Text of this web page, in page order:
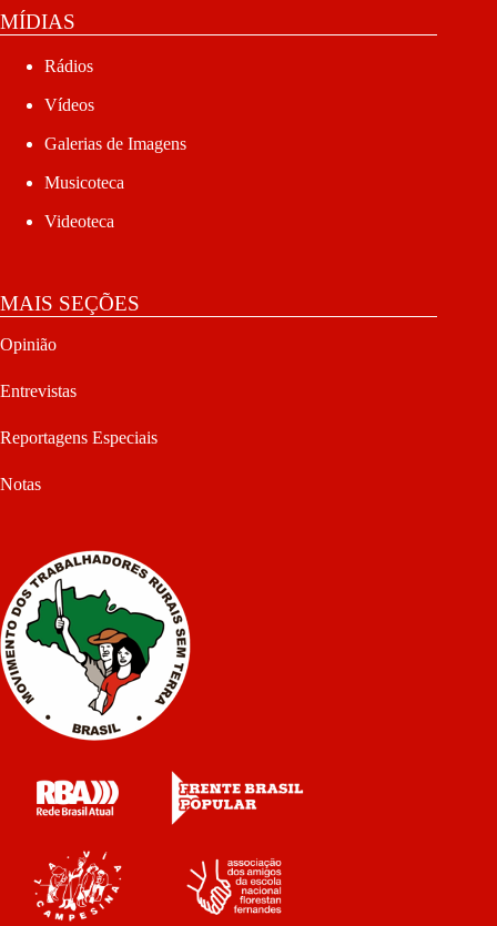
MÍDIAS
Rádios
Vídeos
Galerias de Imagens
Musicoteca
Videoteca
MAIS SEÇÕES
Opinião
Entrevistas
Reportagens Especiais
Notas